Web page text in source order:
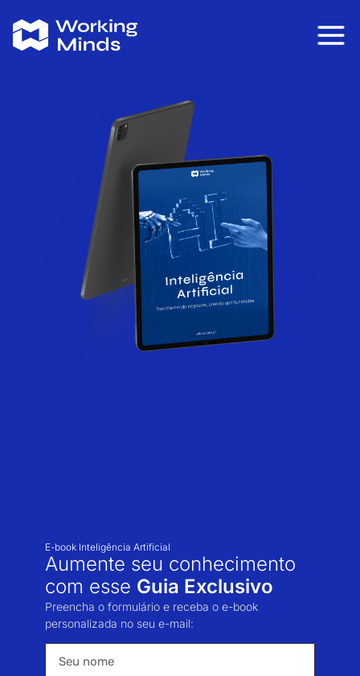
E-book Inteligência Artificial
Aumente seu conhecimento
com esse Guia Exclusivo
Preencha o formulário e receba o e-book
personalizada no seu e-mail: